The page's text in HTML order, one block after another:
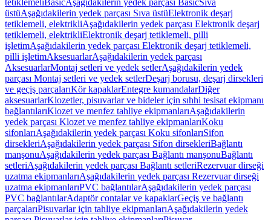
tetiklemeliBasicAşağıdakilerin yedek parçası BasicSıva
üstüAşağıdakilerin yedek parçası Sıva üstüElektronik deşarj
tetiklemeli, elektrikliAşağıdakilerin yedek parçası Elektronik deşarj
tetiklemeli, elektrikliElektronik deşarj tetiklemeli, pilli
işletimAşağıdakilerin yedek parçası Elektronik deşarj tetiklemeli,
pilli işletimAksesuarlarAşağıdakilerin yedek parçası
AksesuarlarMontaj setleri ve yedek setlerAşağıdakilerin yedek
parçası Montaj setleri ve yedek setlerDeşarj borusu, deşarj dirsekleri
ve geçiş parçalarıKör kapaklarEntegre kumandalarDiğer
aksesuarlarKlozetler, pisuvarlar ve bideler için sıhhi tesisat ekipmanı
bağlantılarıKlozet ve menfez tahliye ekipmanlarıAşağıdakilerin
yedek parçası Klozet ve menfez tahliye ekipmanlarıKoku
sifonlarıAşağıdakilerin yedek parçası Koku sifonlarıSifon
dirsekleriAşağıdakilerin yedek parçası Sifon dirsekleriBağlantı
manşonuAşağıdakilerin yedek parçası Bağlantı manşonuBağlantı
setleriAşağıdakilerin yedek parçası Bağlantı setleriRezervuar dirseği
uzatma ekipmanlarıAşağıdakilerin yedek parçası Rezervuar dirseği
uzatma ekipmanlarıPVC bağlantılarAşağıdakilerin yedek parçası
PVC bağlantılarAdaptör contalar ve kapaklarGeçiş ve bağlantı
parçalarıPisuvarlar için tahliye ekipmanlarıAşağıdakilerin yedek